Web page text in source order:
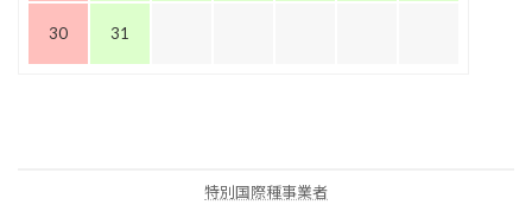
30 31
特別国際種事業者